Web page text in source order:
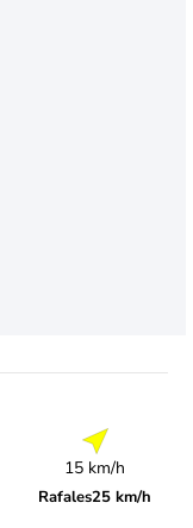
15 km/h
Rafales25 km/h